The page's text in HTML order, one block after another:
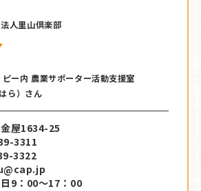
人里山倶楽部
ピー内 農業サポーター活動支援室
ら）さん
屋1634-25
3311
3322
9：00〜17：00